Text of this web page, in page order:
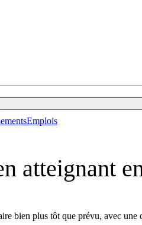
Emplois
atteignant
bien plus tôt que prévu, avec